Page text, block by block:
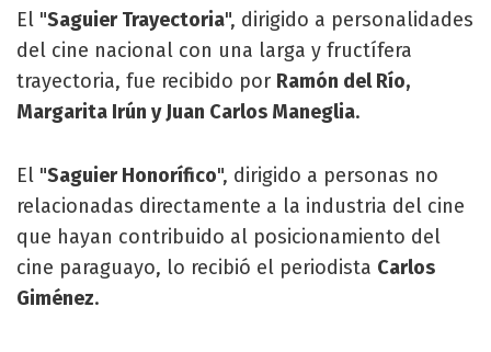
El "Saguier Trayectoria", dirigido a personalidades
del cine nacional con una larga y fructífera
trayectoria, fue recibido por Ramón del Río,
Margarita Irún y Juan Carlos Maneglia.
El "Saguier Honorífico", dirigido a personas no
relacionadas directamente a la industria del cine
que hayan contribuido al posicionamiento del
cine paraguayo, lo recibió el periodista Carlos
Giménez.